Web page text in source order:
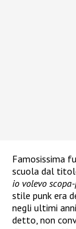
Famosissima
scuola dal
io volevo
stile punk era
negli ultimi
detto, non